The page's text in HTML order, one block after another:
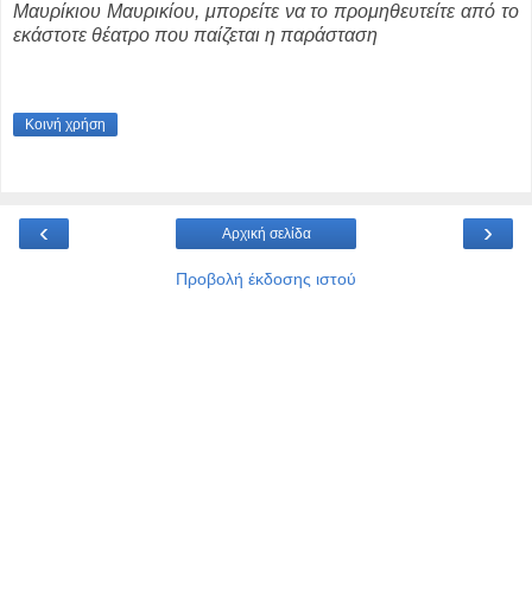
Μαυρίκιου Μαυρικίου, μπορείτε να το προμηθευτείτε από το
εκάστοτε θέατρο που παίζεται η παράσταση
Κοινή χρήση
‹ ›
Αρχική σελίδα
Προβολή έκδοσης ιστού